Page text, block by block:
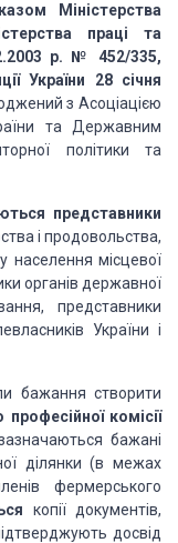
Міністерства
праці та
р. № 452/335,
України 28 січня
з Асоціацією
та Державним
політики та
представники
і продовольства,
населення місцевої
органів державної
представники
України і
бажання створити
комісії
бажані
ділянки (в межах
фермерського
копії документів,
досвід